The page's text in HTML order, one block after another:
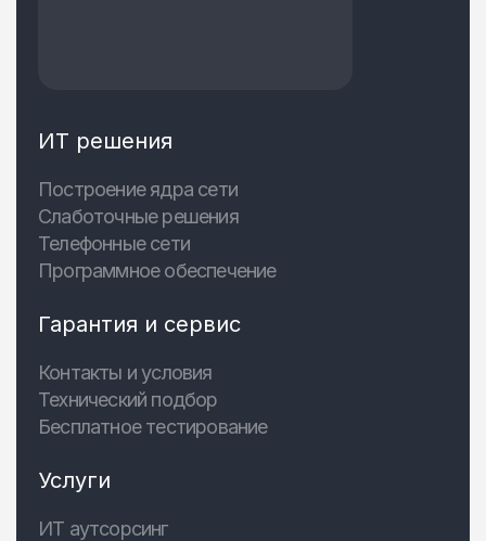
ИТ решения
Построение ядра сети
Слаботочные решения
Телефонные сети
Программное обеспечение
Гарантия и сервис
Контакты и условия
Технический подбор
Бесплатное тестирование
Услуги
ИТ аутсорсинг